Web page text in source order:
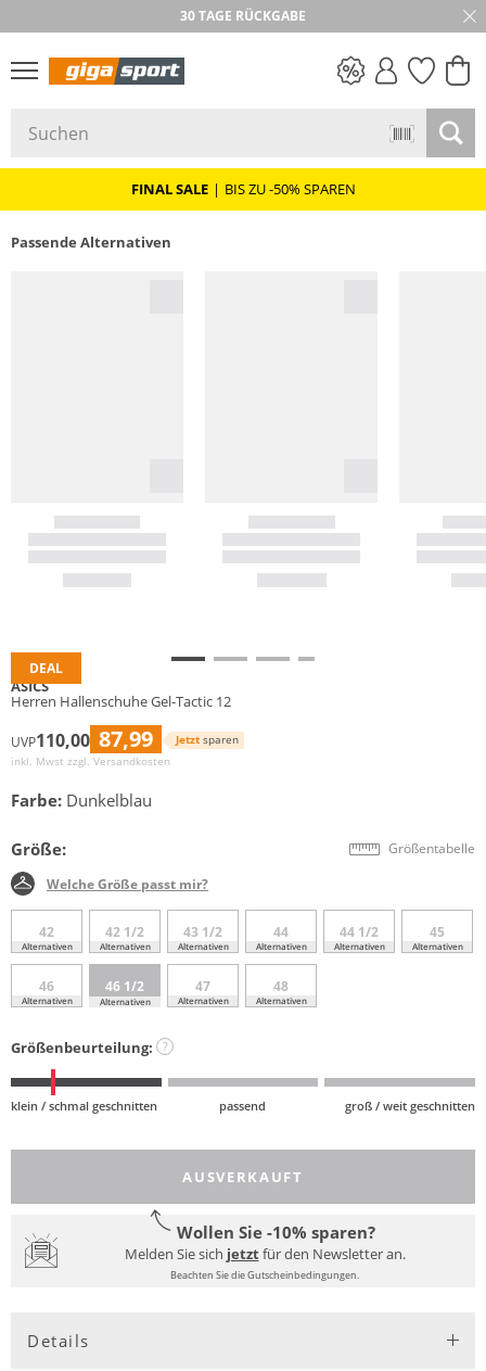
30 TAGE RÜCKGABE
FINAL SALE | BIS ZU -50% SPAREN
Passende Alternativen
DEAL
ASICS
Herren Hallenschuhe Gel-Tactic 12
UVP110,00 87,99 Jetzt sparen
inkl. Mwst zzgl. Versandkosten
Farbe: Dunkelblau
Größe: Größentabelle
Welche Größe passt mir?
42
Alternativen
42 1/2
Alternativen
43 1/2
Alternativen
44
Alternativen
44 1/2
Alternativen
45
Alternativen
46
Alternativen
46 1/2
Alternativen
47
Alternativen
48
Alternativen
Größenbeurteilung: ?
klein / schmal geschnitten passend groß / weit geschnitten
AUSVERKAUFT
Wollen Sie -10% sparen?
Melden Sie sich jetztfür den Newsletter an.
Beachten Sie die Gutscheinbedingungen.
Details